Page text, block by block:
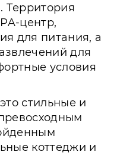
Территория
центр,
для питания, а
для
условия
стильные и
коттеджи и